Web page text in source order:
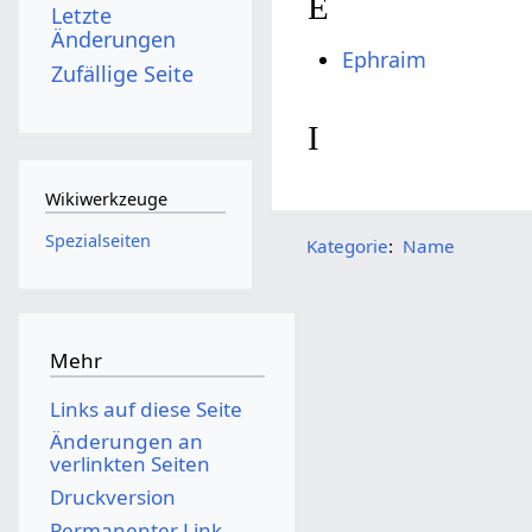
E
Ephraim
I
Kategorie: Name
Letzte
Änderungen
Zufällige Seite
Wikiwerkzeuge
Spezialseiten
Mehr
Links auf diese Seite
Änderungen an
verlinkten Seiten
Druckversion